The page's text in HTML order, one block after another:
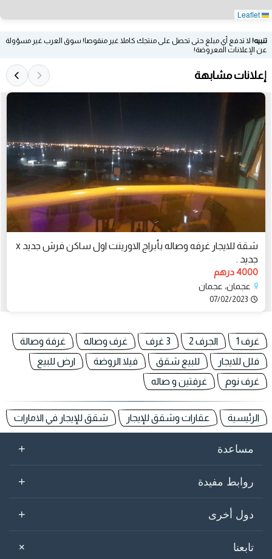
تنبيه! لا تدفع أي مبلغ حتى تحصل على منتجك كاملا غير منقوصا! سوق العرب غير مسؤولة
عن الإعلانات المعروضة!
إعلانات مشابهة
شقة للايجار غرفه وصاله بأبراج الاورينت اول ساكن فرش جديد x
جديد .
4000 درهم
عجمان، عجمان
07/02/2023
غرف 1 الجرف 2 3 غرف غرف وصاله
غرفة وصالة
فلل للايجار
للبيع شقق فيلا الروضة
ارض للبيع
غرف نوم
غرفتين و صاله
الرئيسية عقارات وشقق للإيجار شقق للإيجار في الامارات
مساعدة +
روابط مفيدة +
دول أخرى +
تابعنا +